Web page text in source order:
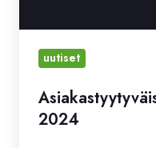
uutiset
2024